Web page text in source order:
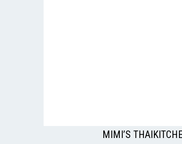
MIMI’S